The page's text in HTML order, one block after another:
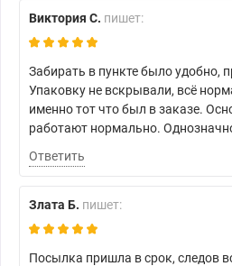
Виктория С. пишет:
Забирать в пункте было удобно,
Упаковку не вскрывали, всё
именно тот что был в заказе.
работают нормально.
Ответить
Злата Б. пишет:
Посылка пришла в срок, следов